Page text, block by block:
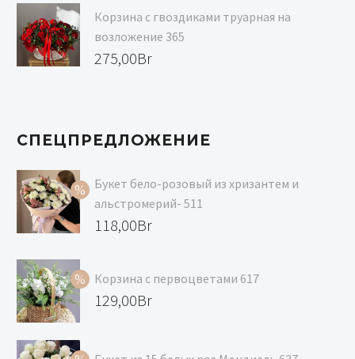
составляла
139,00Br.
цена:
129,00Br.
Корзина с гвоздиками труарная на
возложение 365
275,00Br
СПЕЦПРЕДЛОЖЕНИЕ
Букет бело-розовый из хризантем и
альстромерий- 511
Первоначальная
составляла
129,00Br.
118,00Br
цена:
118,00Br.
Корзина с первоцветами 617
Первоначальная
129,00Br